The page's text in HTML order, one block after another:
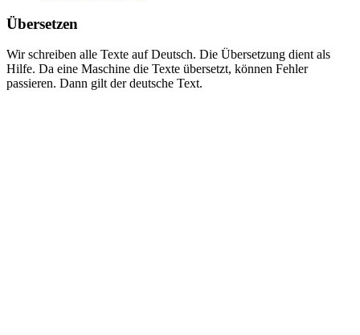
Übersetzen
Wir schreiben alle Texte auf Deutsch. Die Übersetzung dient als
Hilfe. Da eine Maschine die Texte übersetzt, können Fehler
passieren. Dann gilt der deutsche Text.